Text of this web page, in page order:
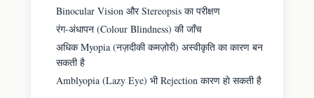
Binocular Vision और Stereopsis का परीक्षण
रंग-अंधापन (Colour Blindness) की जाँच
अधिक Myopia (नज़दीकी कमज़ोरी) अस्वीकृति का कारण बन
सकती है
Amblyopia (Lazy Eye) भी Rejection कारण हो सकती है